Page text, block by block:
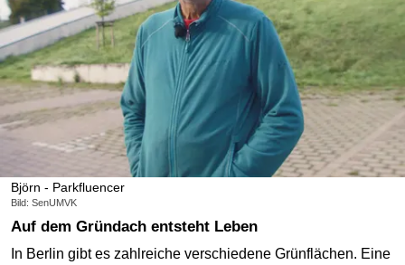
Björn - Parkfluencer
Bild: SenUMVK
Auf dem Gründach entsteht Leben
In Berlin gibt es zahlreiche verschiedene Grünflächen. Eine